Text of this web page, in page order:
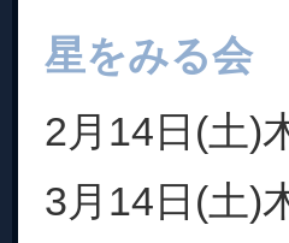
星をみる会
2月14日(土)
3月14日(土)